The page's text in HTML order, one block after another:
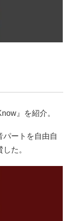
』を紹介。
パートを自由自
た。